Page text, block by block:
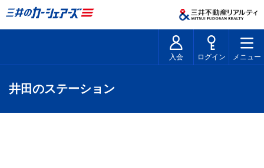
入会 ログイン メニュー
井田のステーション